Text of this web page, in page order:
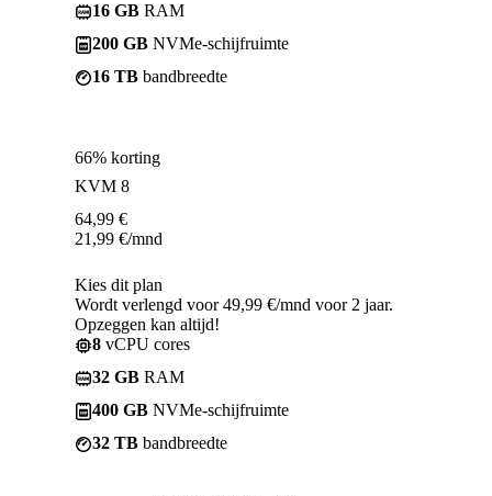
16 GB RAM
200 GB NVMe-schijfruimte
16 TB bandbreedte
66% korting
KVM 8
64,99 €
21,99 €/mnd
Kies dit plan
Wordt verlengd voor 49,99 €/mnd voor 2 jaar.
Opzeggen kan altijd!
8 vCPU cores
32 GB RAM
400 GB NVMe-schijfruimte
32 TB bandbreedte